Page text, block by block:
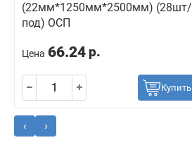
(22мм*1250мм*2500мм) (28шт/
под) ОСП
Цена 66.24 р.
Купить
‹ ›